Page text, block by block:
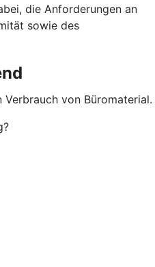
die Anforderungen an
sowie des
von Büromaterial.